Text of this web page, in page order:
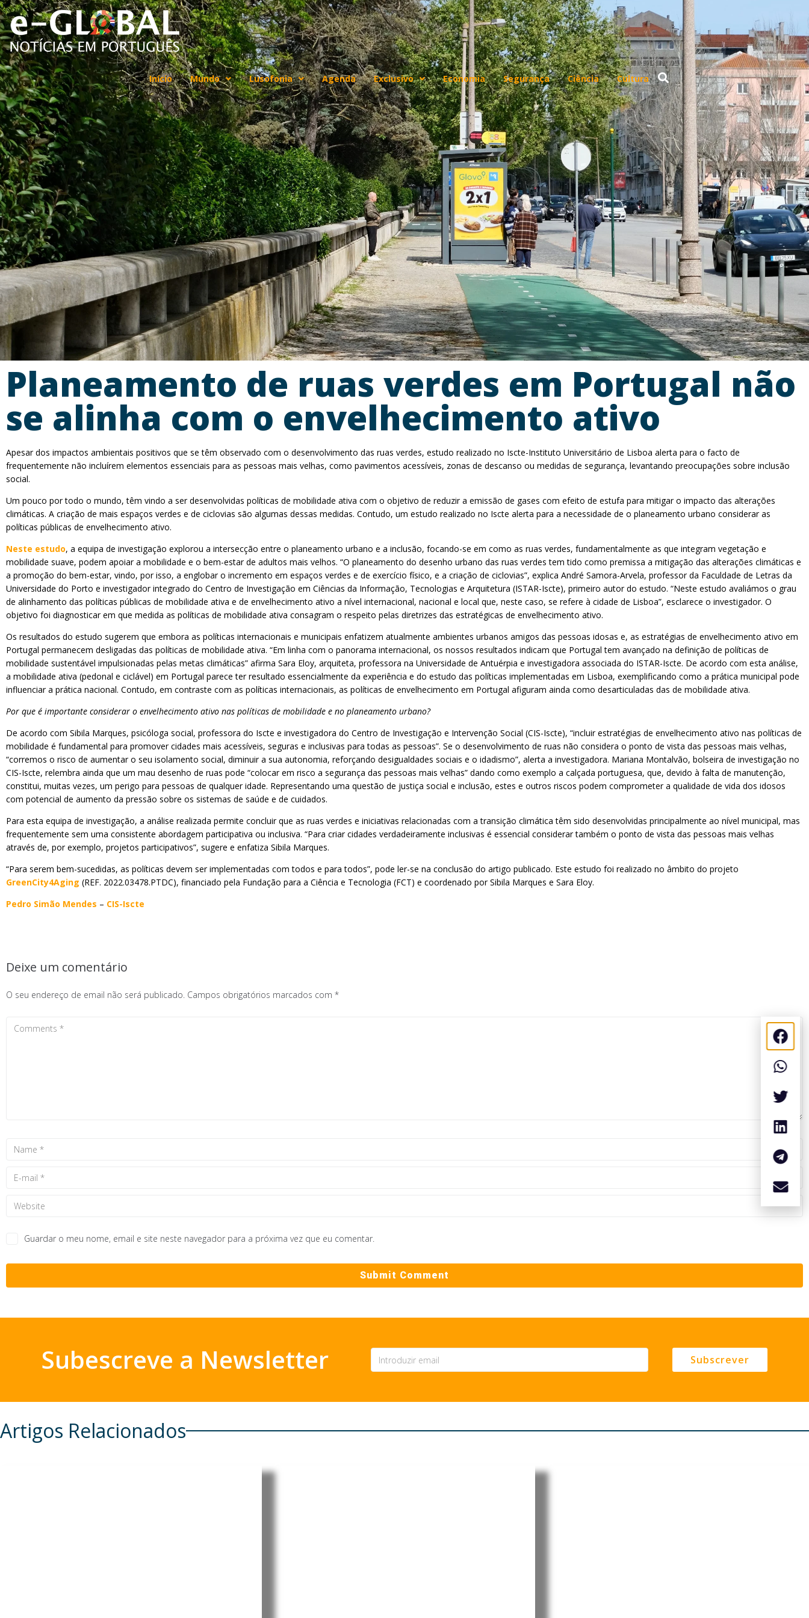
Início Mundo Lusofonia Agenda Exclusivo Economia Segurança Ciência Cultura
Planeamento de ruas verdes em Portugal não
se alinha com o envelhecimento ativo
Apesar dos impactos ambientais positivos que se têm observado com o desenvolvimento das ruas verdes, estudo realizado no Iscte-Instituto Universitário de Lisboa alerta para o facto de
frequentemente não incluírem elementos essenciais para as pessoas mais velhas, como pavimentos acessíveis, zonas de descanso ou medidas de segurança, levantando preocupações sobre inclusão
social.
Um pouco por todo o mundo, têm vindo a ser desenvolvidas políticas de mobilidade ativa com o objetivo de reduzir a emissão de gases com efeito de estufa para mitigar o impacto das alterações
climáticas. A criação de mais espaços verdes e de ciclovias são algumas dessas medidas. Contudo, um estudo realizado no Iscte alerta para a necessidade de o planeamento urbano considerar as
políticas públicas de envelhecimento ativo.
Neste estudo, a equipa de investigação explorou a intersecção entre o planeamento urbano e a inclusão, focando-se em como as ruas verdes, fundamentalmente as que integram vegetação e
mobilidade suave, podem apoiar a mobilidade e o bem-estar de adultos mais velhos. “O planeamento do desenho urbano das ruas verdes tem tido como premissa a mitigação das alterações climáticas e
a promoção do bem-estar, vindo, por isso, a englobar o incremento em espaços verdes e de exercício físico, e a criação de ciclovias”, explica André Samora-Arvela, professor da Faculdade de Letras da
Universidade do Porto e investigador integrado do Centro de Investigação em Ciências da Informação, Tecnologias e Arquitetura (ISTAR-Iscte), primeiro autor do estudo. “Neste estudo avaliámos o grau
de alinhamento das políticas públicas de mobilidade ativa e de envelhecimento ativo a nível internacional, nacional e local que, neste caso, se refere à cidade de Lisboa”, esclarece o investigador. O
objetivo foi diagnosticar em que medida as políticas de mobilidade ativa consagram o respeito pelas diretrizes das estratégicas de envelhecimento ativo.
Os resultados do estudo sugerem que embora as políticas internacionais e municipais enfatizem atualmente ambientes urbanos amigos das pessoas idosas e, as estratégias de envelhecimento ativo em
Portugal permanecem desligadas das políticas de mobilidade ativa. “Em linha com o panorama internacional, os nossos resultados indicam que Portugal tem avançado na definição de políticas de
mobilidade sustentável impulsionadas pelas metas climáticas” afirma Sara Eloy, arquiteta, professora na Universidade de Antuérpia e investigadora associada do ISTAR-Iscte. De acordo com esta análise,
a mobilidade ativa (pedonal e ciclável) em Portugal parece ter resultado essencialmente da experiência e do estudo das políticas implementadas em Lisboa, exemplificando como a prática municipal pode
influenciar a prática nacional. Contudo, em contraste com as políticas internacionais, as políticas de envelhecimento em Portugal afiguram ainda como desarticuladas das de mobilidade ativa.
Por que é importante considerar o envelhecimento ativo nas políticas de mobilidade e no planeamento urbano?
De acordo com Sibila Marques, psicóloga social, professora do Iscte e investigadora do Centro de Investigação e Intervenção Social (CIS-Iscte), “incluir estratégias de envelhecimento ativo nas políticas de
mobilidade é fundamental para promover cidades mais acessíveis, seguras e inclusivas para todas as pessoas”. Se o desenvolvimento de ruas não considera o ponto de vista das pessoas mais velhas,
“corremos o risco de aumentar o seu isolamento social, diminuir a sua autonomia, reforçando desigualdades sociais e o idadismo”, alerta a investigadora. Mariana Montalvão, bolseira de investigação no
CIS-Iscte, relembra ainda que um mau desenho de ruas pode “colocar em risco a segurança das pessoas mais velhas” dando como exemplo a calçada portuguesa, que, devido à falta de manutenção,
constitui, muitas vezes, um perigo para pessoas de qualquer idade. Representando uma questão de justiça social e inclusão, estes e outros riscos podem comprometer a qualidade de vida dos idosos
com potencial de aumento da pressão sobre os sistemas de saúde e de cuidados.
Para esta equipa de investigação, a análise realizada permite concluir que as ruas verdes e iniciativas relacionadas com a transição climática têm sido desenvolvidas principalmente ao nível municipal, mas
frequentemente sem uma consistente abordagem participativa ou inclusiva. “Para criar cidades verdadeiramente inclusivas é essencial considerar também o ponto de vista das pessoas mais velhas
através de, por exemplo, projetos participativos”, sugere e enfatiza Sibila Marques.
“Para serem bem-sucedidas, as políticas devem ser implementadas com todos e para todos”, pode ler-se na conclusão do artigo publicado. Este estudo foi realizado no âmbito do projeto
GreenCity4Aging (REF. 2022.03478.PTDC), financiado pela Fundação para a Ciência e Tecnologia (FCT) e coordenado por Sibila Marques e Sara Eloy.
Pedro Simão Mendes – CIS-Iscte
Deixe um comentário
O seu endereço de email não será publicado. Campos obrigatórios marcados com *
Guardar o meu nome, email e site neste navegador para a próxima vez que eu comentar.
Subescreve a Newsletter Subscrever
Artigos Relacionados